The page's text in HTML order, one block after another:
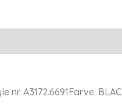
nr. A3172.6691Farve: